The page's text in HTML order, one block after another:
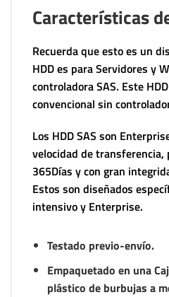
Características
Recuerda que esto es un
HDD es para Servidores y
controladora SAS. Este
convencional sin
Los HDD SAS son
velocidad de
365Días y con gran
Estos son diseñados
intensivo y Enterprise.
Testado previo-envío.
Empaquetado en una
plástico de burbujas a